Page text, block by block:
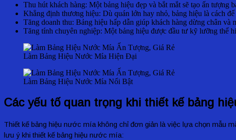
Thu hút khách hàng: Một bảng hiệu đẹp và bắt mắt sẽ tạo ấn tượng
Khẳng định thương hiệu: Dù quán lớn hay nhỏ, bảng hiệu là cách
Tăng doanh thu: Bảng hiệu hấp dẫn giúp khách hàng dừng chân và
Tăng tính chuyên nghiệp: Một bảng hiệu được đầu tư kỹ lưỡng thể
Làm Bảng Hiệu Nước Mía Hiện Đại
Làm Bảng Hiệu Nước Mía Nổi Bật
Các yếu tố quan trọng khi thiết kế bảng
Thiết kế bảng hiệu nước mía không chỉ đơn giản là việc lựa chọn mẫu
lưu ý khi thiết kế bảng hiệu nước mía: